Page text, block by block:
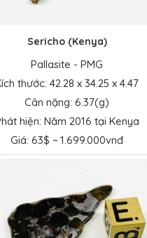
Sericho (Kenya)
Pallasite - PMG
thước: 42.28 x 34.25 x 4.47
Cân nặng: 6.37(g)
hiện: Năm 2016 tại Kenya
Giá: 63$ ~ 1.699.000vnđ